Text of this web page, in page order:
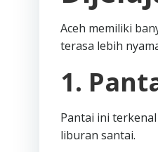
Aceh memiliki
terasa lebih
1.
Pantai ini
liburan santai.